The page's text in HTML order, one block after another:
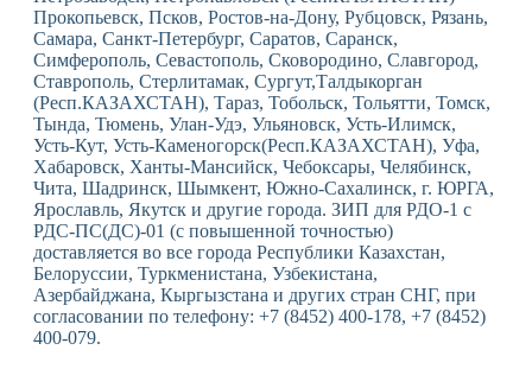
Прокопьевск, Псков, Ростов-на-Дону, Рубцовск, Рязань,
Самара, Санкт-Петербург, Саратов, Саранск,
Симферополь, Севастополь, Сковородино, Славгород,
Ставрополь, Стерлитамак, Сургут,Талдыкорган
(Респ.КАЗАХСТАН), Тараз, Тобольск, Тольятти, Томск,
Тында, Тюмень, Улан-Удэ, Ульяновск, Усть-Илимск,
Усть-Кут, Усть-Каменогорск(Респ.КАЗАХСТАН), Уфа,
Хабаровск, Ханты-Мансийск, Чебоксары, Челябинск,
Чита, Шадринск, Шымкент, Южно-Сахалинск, г. ЮРГА,
Ярославль, Якутск и другие города. ЗИП для РДО-1 с
РДС-ПС(ДС)-01 (с повышенной точностью)
доставляется во все города Республики Казахстан,
Белоруссии, Туркменистана, Узбекистана,
Азербайджана, Кыргызстана и других стран СНГ, при
согласовании по телефону: +7 (8452) 400-178, +7 (8452)
400-079.